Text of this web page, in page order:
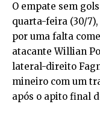
O empate sem
quarta-feira (30/
por uma falta
atacante Willian
lateral-direito
mineiro com um
após o apito final